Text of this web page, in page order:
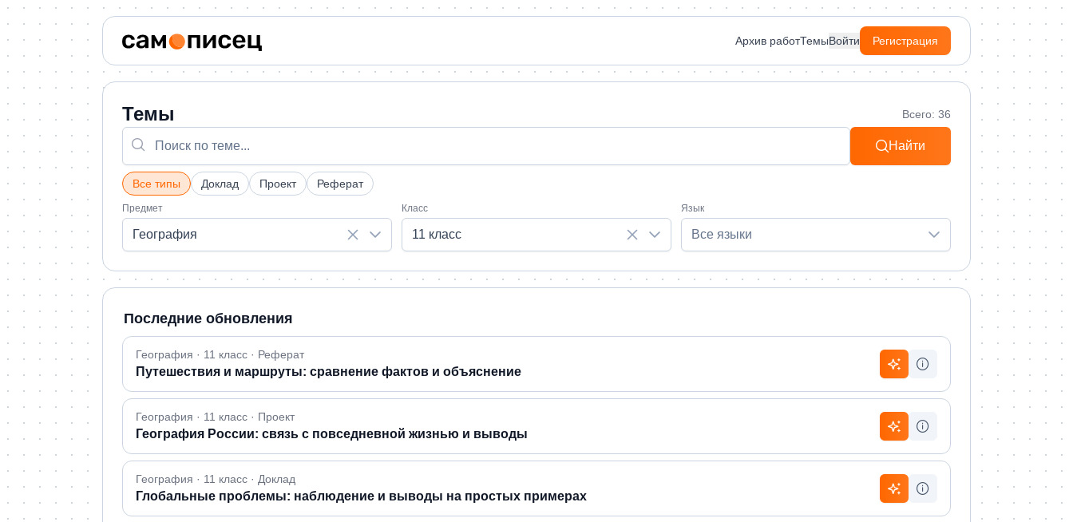
Архив работТемыВойти Регистрация
Темы Всего: 36
Найти
Все типы Доклад Проект Реферат
Предмет
География
Класс
11 класс
Язык
Все языки
Последние обновления
География · 11 класс · Реферат
Путешествия и маршруты: сравнение фактов и объяснение
География · 11 класс · Проект
География России: связь с повседневной жизнью и выводы
География · 11 класс · Доклад
Глобальные проблемы: наблюдение и выводы на простых примерах